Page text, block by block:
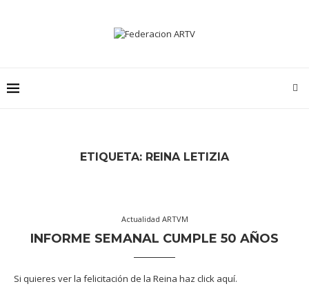
ETIQUETA: REINA LETIZIA
Actualidad ARTVM
INFORME SEMANAL CUMPLE 50 AÑOS
Si quieres ver la felicitación de la Reina haz click aquí.